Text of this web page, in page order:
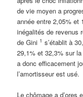
de vie moyen a
année entre 2,05% et
inégalités de revenus
de Gini 1 s’établit à
29,1% et 32,3% sur
a donc efficacement
l’amortisseur est usé.
Le chômage a d’ores